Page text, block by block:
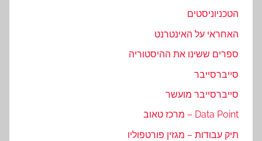
הטכניוניסטים
האחראי על האינטרנט
ספרים ששינו את ההיסטוריה
סייברסייבר
סייברסייבר מועשר
Data Point – מרכז טאוב
תיק עבודות – מגזין פורטפוליו